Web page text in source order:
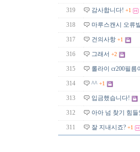
319 감사합니다! +1
318 마루스캔시 오류
317 건의사항 +1
316 그래서 +2
315 롤라이 cr200필
314 ^^ +1
313 입금했습니다!
312 아아 넘 찾기 힘들
311 잘 지내시죠? +1